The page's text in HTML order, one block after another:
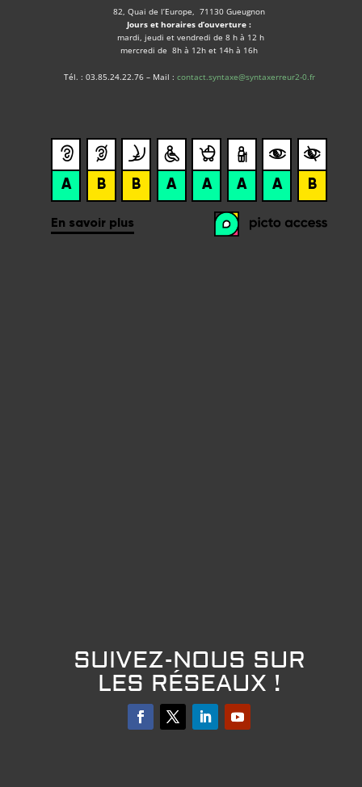
82, Quai de l’Europe, 71130 Gueugnon
Jours et horaires d’ouverture :
mardi, jeudi et vendredi de 8 h à 12 h
mercredi de 8h à 12h et 14h à 16h
Tél. : 03.85.24.22.76 – Mail : contact.syntaxe@syntaxerreur2-0.fr
SUIVEZ-NOUS SUR
LES RÉSEAUX !